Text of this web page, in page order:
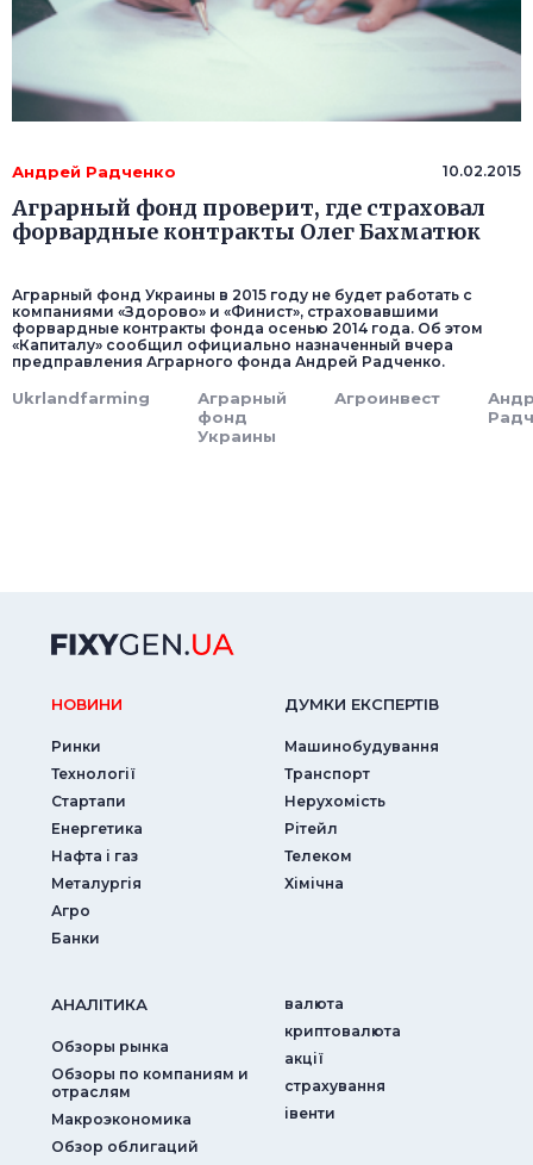
Андрей Радченко 10.02.2015
Аграрный фонд проверит, где страховал
форвардные контракты Олег Бахматюк
Аграрный фонд Украины в 2015 году не будет работать с
компаниями «Здорово» и «Финист», страховавшими
форвардные контракты фонда осенью 2014 года. Об этом
«Капиталу» сообщил официально назначенный вчера
предправления Аграрного фонда Андрей Радченко.
Ukrlandfarming
Аграрный
фонд
Украины
Агроинвест
НОВИНИ
Ринки
Технології
Стартапи
Енергетика
Нафта і газ
Металургія
Агро
Банки
ДУМКИ ЕКСПЕРТIВ
Машинобудування
Транспорт
Нерухомість
Рітейл
Телеком
Хімічна
АНАЛIТИКА
Обзоры рынка
Обзоры по компаниям и
отраслям
Макроэкономика
Обзор облигаций
валюта
криптовалюта
акції
страхування
iвенти